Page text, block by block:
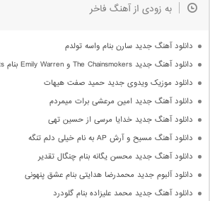
به زودی از آهنگ فاخر
دانلود آهنگ جدید سارن بنام واسه تولدم
دانلود آهنگ جدید The Chainsmokers و Emily Warren بنام Side Effects
دانلود موزیک ویدوی جدید حمید صفت هیهات
دانلود آهنگ جدید امین مرعشی برات میمردم
دانلود آهنگ جدید خدایا مرسی از حسین تهی
دانلود آهنگ مسیح و آرش AP به نام خیلی دلم تنگه
دانلود آهنگ جدید محسن یگانه بنام چنگال تقدیر
دانلود آلبوم جدید محمدرضا هدایتی بنام عشق پنهونی
دانلود آهنگ جدید محمد علیزاده بنام گلودرد